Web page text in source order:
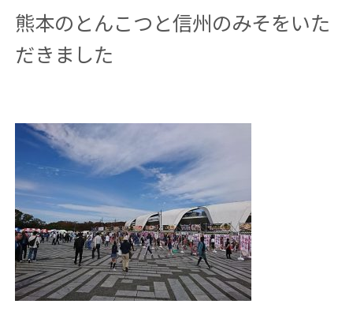
熊本のとんこつと信州のみそをいた
だきました